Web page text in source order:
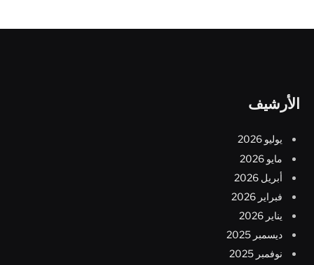
الأرشيف
يوليو 2026
مايو 2026
أبريل 2026
فبراير 2026
يناير 2026
ديسمبر 2025
نوفمبر 2025